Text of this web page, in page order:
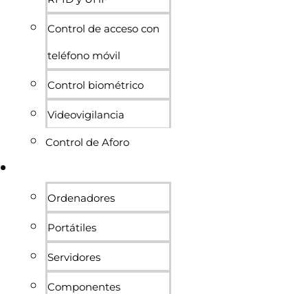
Control de acceso con
teléfono móvil
Control biométrico
Videovigilancia
Control de Aforo
Ordenadores
Portátiles
Servidores
Componentes